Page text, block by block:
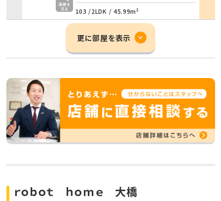
103 /2LDK / 45.99m²
更に部屋を表示
ｒｏｂｏｔ ｈｏｍｅ 大橋